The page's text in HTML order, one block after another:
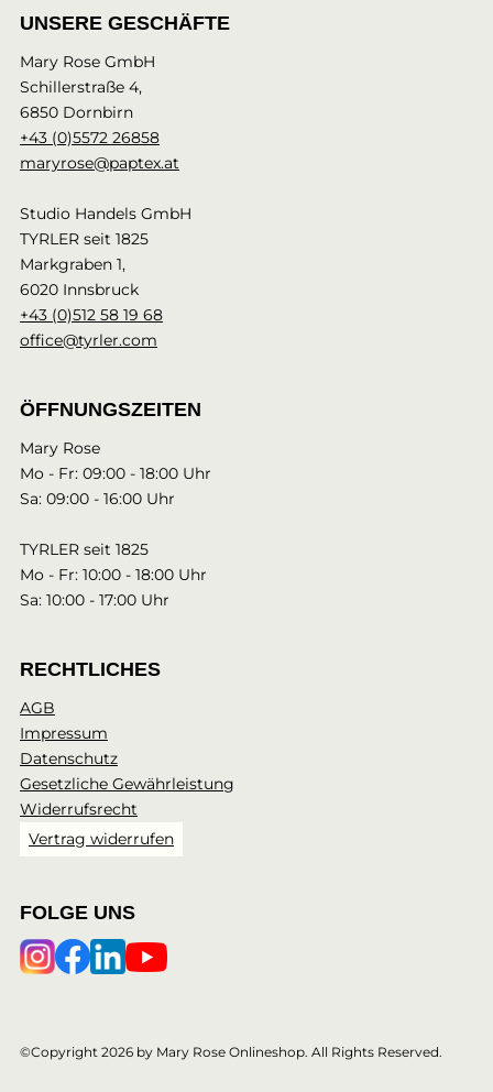
UNSERE GESCHÄFTE
Mary Rose GmbH
Schillerstraße 4,
6850 Dornbirn
+43 (0)5572 26858
maryrose@paptex.at
Studio Handels GmbH
TYRLER seit 1825
Markgraben 1,
6020 Innsbruck
+43 (0)512 58 19 68
office@tyrler.com
ÖFFNUNGSZEITEN
Mary Rose
Mo - Fr: 09:00 - 18:00 Uhr
Sa: 09:00 - 16:00 Uhr
TYRLER seit 1825
Mo - Fr: 10:00 - 18:00 Uhr
Sa: 10:00 - 17:00 Uhr
RECHTLICHES
AGB
Impressum
Datenschutz
Gesetzliche Gewährleistung
Widerrufsrecht
Vertrag widerrufen
FOLGE UNS
©Copyright 2026 by Mary Rose Onlineshop. All Rights Reserved.